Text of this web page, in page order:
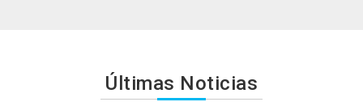
Últimas Noticias